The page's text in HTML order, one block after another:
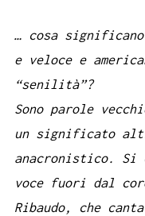
… cosa
e veloce e
“senilità”?
Sono parole
un significato
anacronistico. Si
voce fuori dal
Ribaudo, che